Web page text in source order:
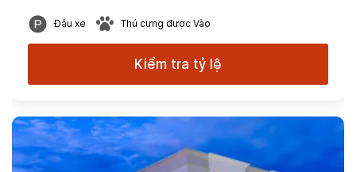
Đậu xe Thú cưng được Vào
Kiểm tra tỷ lệ